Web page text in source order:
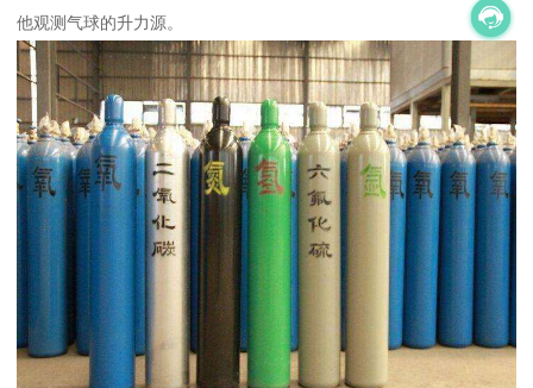
他观测气球的升力源。